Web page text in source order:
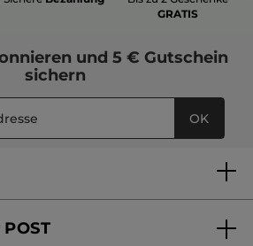
GRATIS
und 5 € Gutschein
sichern
OK